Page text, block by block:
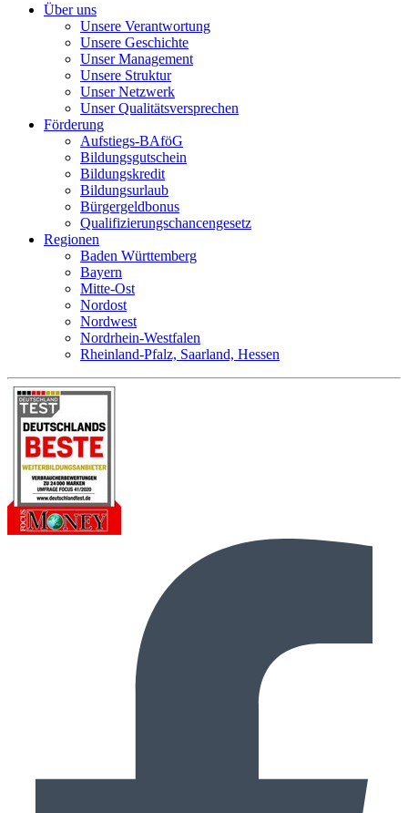
Über uns
Unsere Verantwortung
Unsere Geschichte
Unser Management
Unsere Struktur
Unser Netzwerk
Unser Qualitätsversprechen
Förderung
Aufstiegs-BAföG
Bildungsgutschein
Bildungskredit
Bildungsurlaub
Bürgergeldbonus
Qualifizierungschancengesetz
Regionen
Baden Württemberg
Bayern
Mitte-Ost
Nordost
Nordwest
Nordrhein-Westfalen
Rheinland-Pfalz, Saarland, Hessen